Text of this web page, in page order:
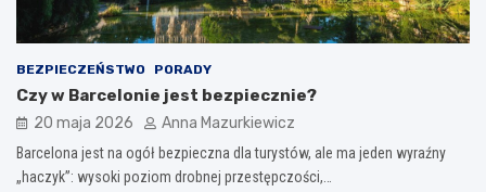
BEZPIECZEŃSTWO PORADY
Czy w Barcelonie jest bezpiecznie?
20 maja 2026 Anna Mazurkiewicz
Barcelona jest na ogół bezpieczna dla turystów, ale ma jeden wyraźny
„haczyk”: wysoki poziom drobnej przestępczości,…